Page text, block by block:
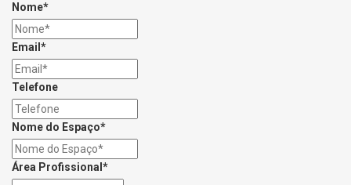
Nome*
Email *
Telefone
Nome do Espaço*
Área Profissional *